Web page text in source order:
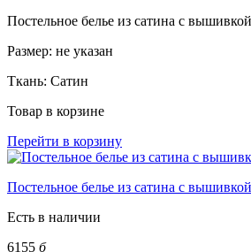
Постельное белье из сатина с
Размер: не указан
Ткань: Сатин
Товар в корзине
Перейти в корзину
Постельное белье из сатина с
Есть в наличии
6155 б